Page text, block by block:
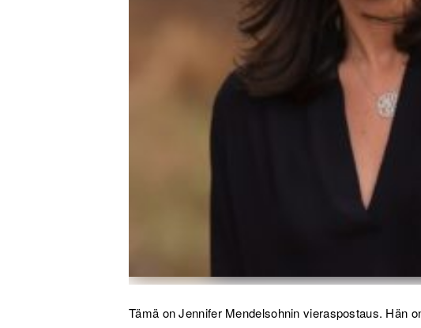
Tämä on Jennifer Mendelsohnin vieraspostaus. Hän